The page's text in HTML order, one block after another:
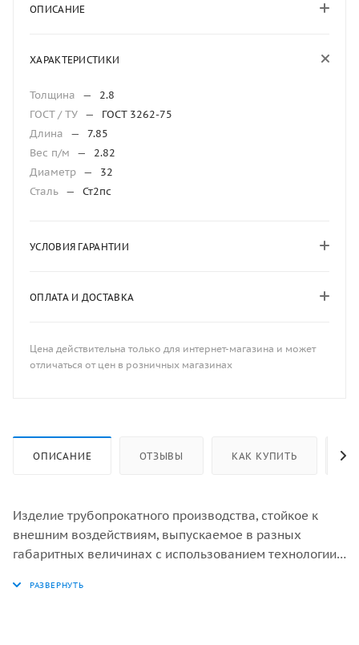
ОПИСАНИЕ
ХАРАКТЕРИСТИКИ
Толщина —
2.8
ГОСТ / ТУ —
ГОСТ 3262-75
Длина
—
7.85
Вес п/м
—
2.82
Диаметр —
32
Сталь — Ст2пс
УСЛОВИЯ ГАРАНТИИ
ОПЛАТА И ДОСТАВКА
Цена действительна только для интернет-магазина и может
отличаться от цен в розничных магазинах
ОПИСАНИЕ ОТЗЫВЫ КАК КУПИТЬ
Изделие трубопрокатного производства, стойкое к
внешним воздействиям, выпускаемое в разных
габаритных величинах с использованием технологии
Оцинкованные трубы востребованы практически во